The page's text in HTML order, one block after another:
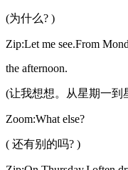
(为什么? )
Zip:Let me see.From
the afternoon.
(让我想想。从星期一到
Zoom:What else?
( 还有别的吗? )